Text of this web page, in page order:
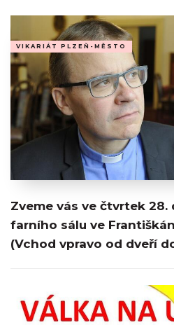
VIKARIÁT PLZEŇ-MĚSTO
Zveme vás ve čtvrtek 28.
farního sálu ve
(Vchod vpravo od dveří